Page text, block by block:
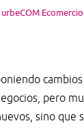
urbeCOM Ecomercio
pero
sino que